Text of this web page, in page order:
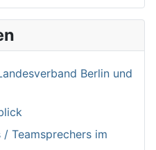
Berlin und
Teamsprechers im